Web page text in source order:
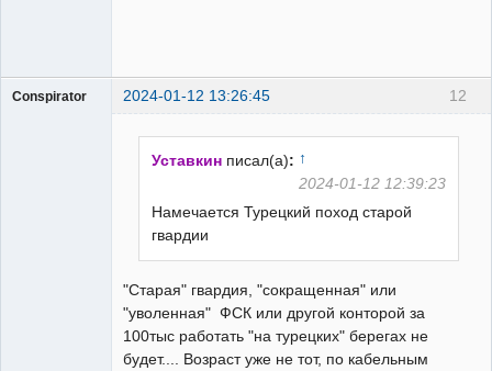
12
Conspirator 2024-01-12 13:26:45
Уставкин писал(а): ↑
2024-01-12 12:39:23
Намечается Турецкий поход старой
гвардии
"Старая" гвардия, "сокращенная" или
"уволенная" ФСК или другой конторой за
100тыс работать "на турецких" берегах не
будет.... Возраст уже не тот, по кабельным